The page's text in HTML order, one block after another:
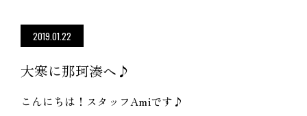
2019.01.22
大寒に那珂湊へ♪
こんにちは！スタッフAmiです♪